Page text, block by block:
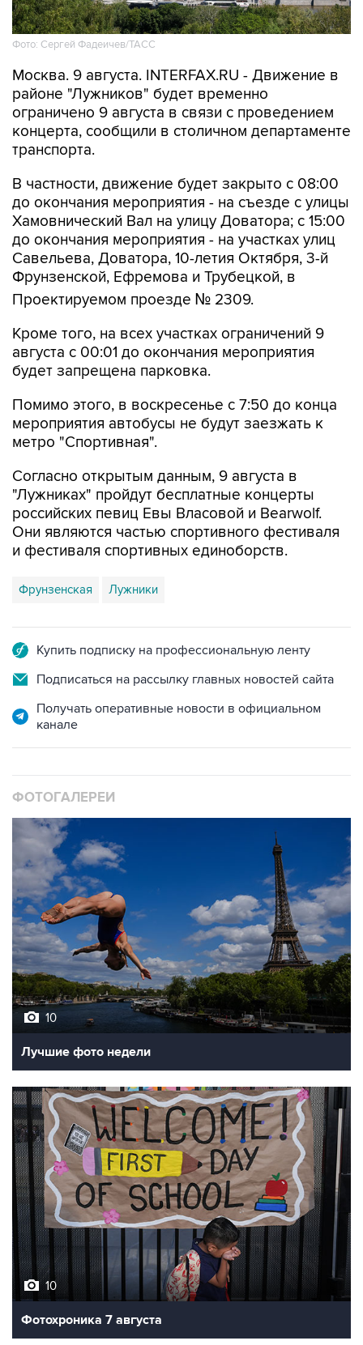
Фото: Сергей Фадеичев/ТАСС
Москва. 9 августа. INTERFAX.RU - Движение в
районе "Лужников" будет временно
ограничено 9 августа в связи с проведением
концерта, сообщили в столичном департаменте
транспорта.
В частности, движение будет закрыто с 08:00
до окончания мероприятия - на съезде с улицы
Хамовнический Вал на улицу Доватора; с 15:00
до окончания мероприятия - на участках улиц
Савельева, Доватора, 10-летия Октября, 3-й
Фрунзенской, Ефремова и Трубецкой, в
Проектируемом проезде № 2309.
Кроме того, на всех участках ограничений 9
августа с 00:01 до окончания мероприятия
будет запрещена парковка.
Помимо этого, в воскресенье с 7:50 до конца
мероприятия автобусы не будут заезжать к
метро "Спортивная".
Согласно открытым данным, 9 августа в
"Лужниках" пройдут бесплатные концерты
российских певиц Евы Власовой и Bearwolf.
Они являются частью спортивного фестиваля
и фестиваля спортивных единоборств.
Фрунзенская Лужники
Купить подписку на профессиональную ленту
Подписаться на рассылку главных новостей сайта
Получать оперативные новости в официальном
канале
ФОТОГАЛЕРЕИ
10
Лучшие фото недели
10
Фотохроника 7 августа